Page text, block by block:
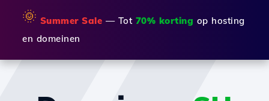
🌞 Summer Sale — Tot 70% korting op hosting
en domeinen